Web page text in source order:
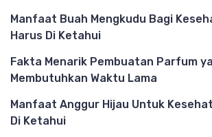
Manfaat Buah Mengkudu Bagi
Harus Di Ketahui
Fakta Menarik Pembuatan Parfum
Membutuhkan Waktu Lama
Manfaat Anggur Hijau Untuk
Di Ketahui